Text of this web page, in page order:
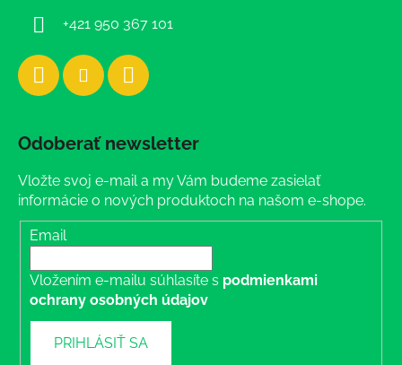
+421 950 367 101
Odoberať newsletter
Vložte svoj e-mail a my Vám budeme zasielať
informácie o nových produktoch na našom e-shope.
Email
Vložením e-mailu súhlasíte s podmienkami
ochrany osobných údajov
PRIHLÁSIŤ SA